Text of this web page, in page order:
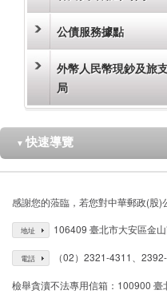
公債服務據點
外幣人民幣現鈔及旅
局
▼ 快速導覽
感謝您的蒞臨，若您對中華郵政(股)
地址 106409 臺北市大安區金
電話 （02）2321-4311、
檢舉貪瀆不法專用信箱：100900 臺